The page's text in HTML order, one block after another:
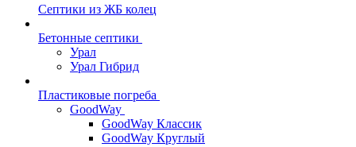
Септики из ЖБ колец
Бетонные септики
Урал
Урал Гибрид
Пластиковые погреба
GoodWay
GoodWay Классик
GoodWay Круглый